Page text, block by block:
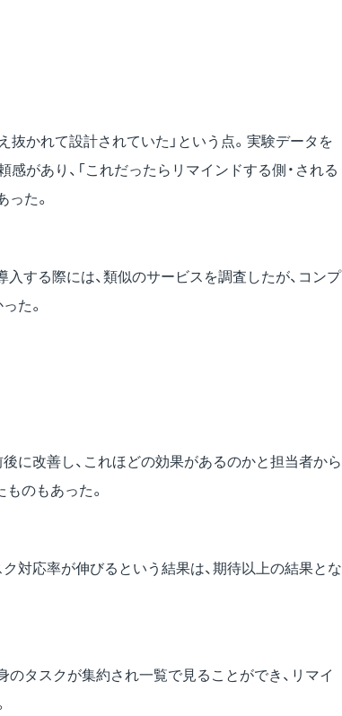
抜かれて設計されていた」という点。実験データを
があり、「これだったらリマインドする側・される
た。
入する際には、類似のサービスを調査したが、コンプ
た。
に改善し、これほどの効果があるのかと担当者から
のもあった。
対応率が伸びるという結果は、期待以上の結果とな
タスクが集約され一覧で見ることができ、リマイ